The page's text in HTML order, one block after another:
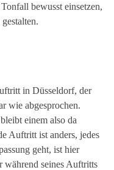
bewusst einsetzen,
in Düsseldorf, der
wie abgesprochen.
einem also da
Auftritt ist anders, jedes
geht, ist hier
während seines Auftritts